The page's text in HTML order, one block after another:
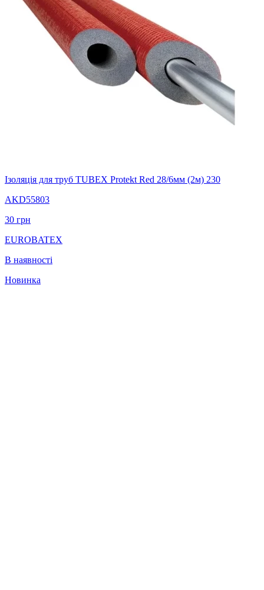
Ізоляція для труб TUBEX Protekt Red 28/6мм (2м) 230
AKD55803
30 грн
EUROBATEX
В наявності
Новинка